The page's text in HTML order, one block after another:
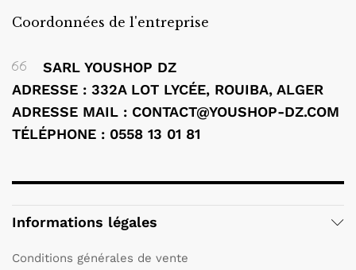
Coordonnées de l'entreprise
SARL YOUSHOP DZ
ADRESSE : 332A LOT LYCÉE, ROUIBA, ALGER
ADRESSE MAIL : CONTACT@YOUSHOP-DZ.COM
TÉLÉPHONE : 0558 13 01 81
Informations légales
Conditions générales de vente